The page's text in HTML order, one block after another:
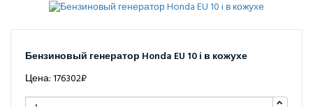
Бензиновый генератор Honda EU 10 i в кожухе
Цена: 176302₽